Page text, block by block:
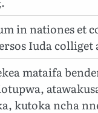
in nationes et
Iuda
mataifa
kutoka ncha